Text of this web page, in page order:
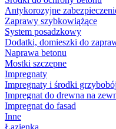
Antykorozyjne
Zaprawy szybkowiążące
System posadzkowy
Dodatki, domieszki do
Naprawa betonu
Mostki szczepne
Impregnaty
Impregnaty i środki
Impregnat do drewna na
Impregnat do fasad
Inne
Łazienka